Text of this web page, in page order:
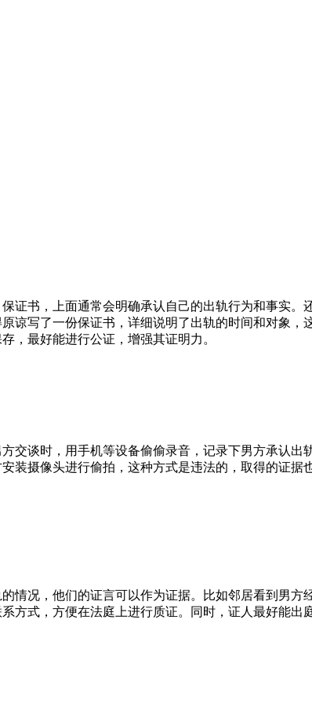
证书，上面通常会明确承认自己的出轨行为和事实
谅写了一份保证书，详细说明了出轨的时间和对象
，最好能进行公证，增强其证明力。
交谈时，用手机等设备偷偷录音，记录下男方承认
装摄像头进行偷拍，这种方式是违法的，取得的证
情况，他们的证言可以作为证据。比如邻居看到男方
方式，方便在法庭上进行质证。同时，证人最好能出